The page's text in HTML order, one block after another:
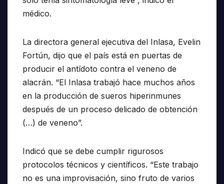
médico.
La directora general ejecutiva del Inlasa, Evelin
Fortún, dijo que el país está en puertas de
producir el antídoto contra el veneno de
alacrán. “El Inlasa trabajó hace muchos años
en la producción de sueros hiperinmunes
después de un proceso delicado de obtención
(…) de veneno”.
Indicó que se debe cumplir rigurosos
protocolos técnicos y científicos. “Este trabajo
no es una improvisación, sino fruto de varios